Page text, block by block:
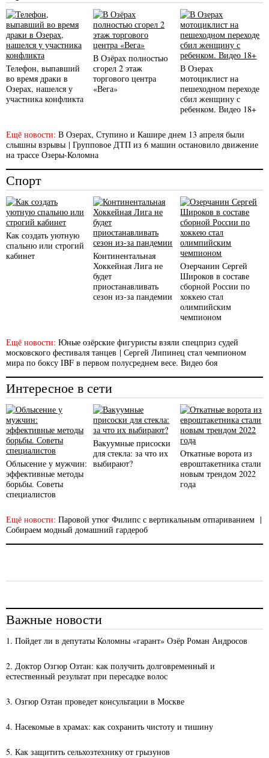
Телефон, выпавший
во время драки в
Озерах, нашелся у
участника конфликта
В Озёрах полностью
сгорел 2 этаж
торгового центра
«Вега»
В Озерах
мотоциклист на
пешеходном переходе
сбил женщину с
ребенком. Видео 18+
Ещё новости: В Озерах, Ступино и Кашире днем 13 апреля были
слышны взрывы | Групповое ДТП из 6 машин остановило движение
на трассе Озеры-Коломна
Спорт
Как создать уютную
спальню или строгий
кабинет
Континентальная
Хоккейная Лига не
будет
приостанавливать
сезон из-за пандемии
Озерчанин Сергей
Широков в составе
сборной России по
хоккею стал
олимпийским
чемпионом
Ещё новости: Юные озёрские фигуристы взяли спецприз судей
московского фестиваля танцев | Сергей Липинец стал чемпионом
мира по боксу IBF в первом полусреднем весе. Видео боя
Интересное в сети
Облысение у мужчин:
эффективные методы
борьбы. Советы
специалистов
Вакуумные присоски
для стекла: за что их
выбирают?
Откатные ворота из
евроштакетника стали
новым трендом 2022
года
Ещё новости: Паровой утюг Филипс с вертикальным отпариванием |
Собираем модный домашний гардероб
Важные новости
1. Пойдет ли в депутаты Коломны «гарант» Озёр Роман Андросов
2. Доктор Озгюр Озтан: как получить долговременный и
естественный результат при пересадке волос
3. Озгюр Озтан проведет консультации в Москве
4. Насекомые в храмах: как сохранить чистоту и тишину
5. Как защитить сельхозтехнику от грызунов